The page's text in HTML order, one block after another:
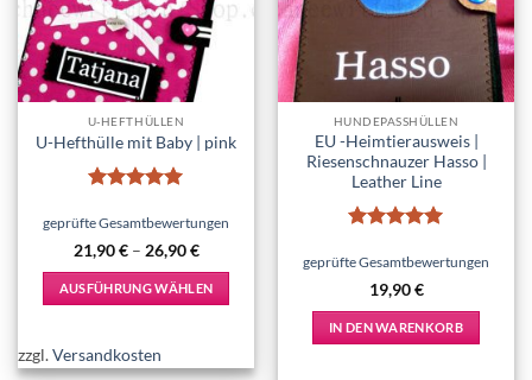
U-HEFTHÜLLEN
U-Hefthülle mit Baby | pink
mit5von
5
geprüfte Gesamtbewertungen
21,90€– 26,90€
AUSFÜHRUNG WÄHLEN
weist
zzgl.Versandkosten
HUNDEPASSHÜLLEN
EU -Heimtierausweis |
Riesenschnauzer Hasso |
Leather Line
mit5von
geprüfte Gesamtbewertungen
19,90€
IN DEN WARENKORB